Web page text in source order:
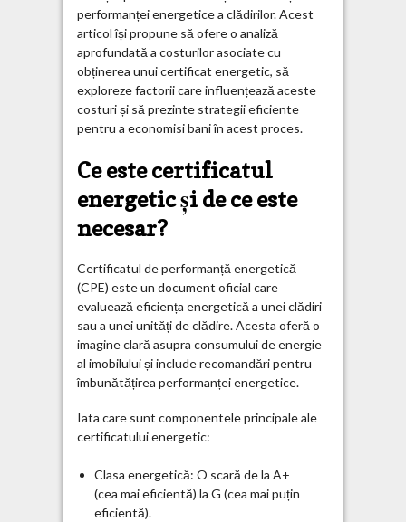
performanței energetice a clădirilor. Acest
articol își propune să ofere o analiză
aprofundată a costurilor asociate cu
obținerea unui certificat energetic, să
exploreze factorii care influențează aceste
costuri și să prezinte strategii eficiente
pentru a economisi bani în acest proces.
Ce este certificatul
energetic și de ce este
necesar?
Certificatul de performanță energetică
(CPE) este un document oficial care
evaluează eficiența energetică a unei clădiri
sau a unei unități de clădire. Acesta oferă o
imagine clară asupra consumului de energie
al imobilului și include recomandări pentru
îmbunătățirea performanței energetice.
Iata care sunt componentele principale ale
certificatului energetic:
Clasa energetică: O scară de la A+
(cea mai eficientă) la G (cea mai puțin
eficientă).